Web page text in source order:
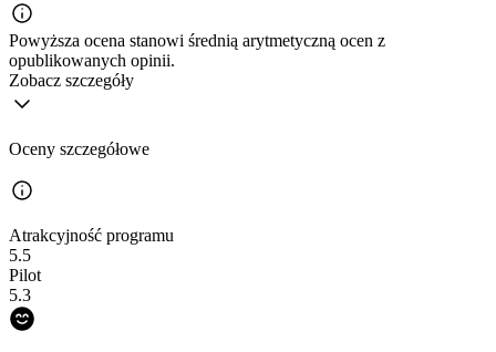
Powyższa ocena stanowi średnią arytmetyczną ocen z
opublikowanych opinii.
Zobacz szczegóły
Oceny szczegółowe
Atrakcyjność programu
5.5
Pilot
5.3